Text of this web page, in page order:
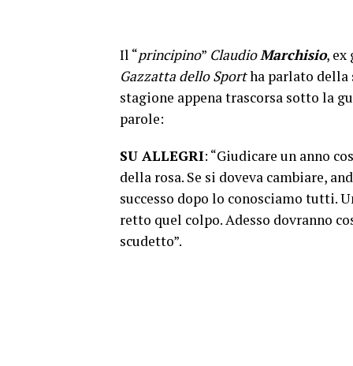
Il “principino” ClaudioMarchisio, ex
Gazzatta dello Sportha parlato
stagione appena trascorsa sotto la
parole:
SU ALLEGRI: “Giudicare un anno
della rosa. Se si doveva cambiare,
successo dopo lo conosciamo tutti.
retto quel colpo. Adesso dovranno
scudetto”.